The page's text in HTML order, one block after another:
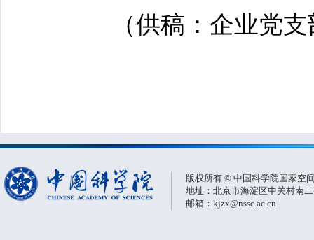
（供稿：企业党
版权所有 © 中国科学院国家空
地址：北京市海淀区中关村南
邮箱：kjzx@nssc.ac.cn